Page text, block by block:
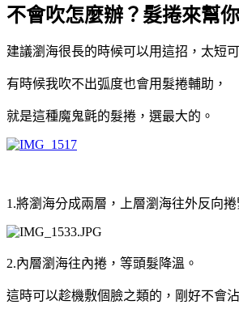
不會吹怎麼辦？ 髮捲來幫你
建議瀏海很長的時候可以用這招，太短
有時候我吹不出弧度也會用髮捲輔助，
就是這種魔鬼氈的髮捲，選最大的。
1.將瀏海分成兩層，上層瀏海往外反向捲
2.內層瀏海往內捲，等頭髮降溫。
這時可以趁機敷個臉之類的，剛好不會沾